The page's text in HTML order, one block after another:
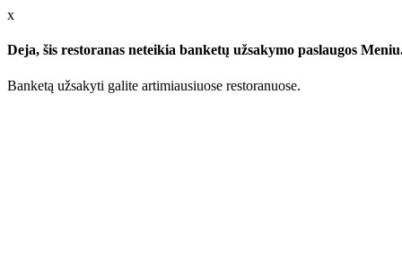
x
Deja, šis restoranas neteikia banketų užsakymo paslaugos
Banketą užsakyti galite artimiausiuose restoranuose.